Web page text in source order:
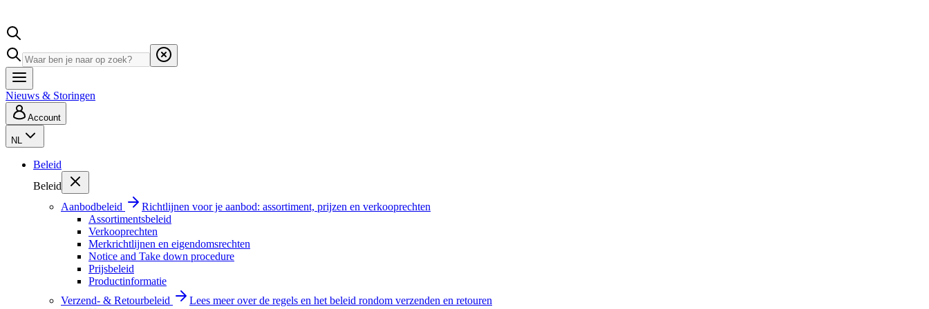
Nieuws & Storingen
Account
NL
Beleid
Beleid
Aanbodbeleid
Richtlijnen voor je aanbod: assortiment, prijzen en verkooprechten
Assortimentsbeleid
Verkooprechten
Merkrichtlijnen en eigendomsrechten
Notice and Take down procedure
Prijsbeleid
Productinformatie
Verzend- & Retourbeleid
Lees meer over de regels en het beleid rondom verzenden en retouren